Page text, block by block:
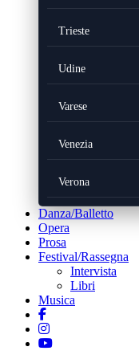
Trieste
Udine
Varese
Venezia
Verona
Danza/Balletto
Opera
Prosa
Festival/Rassegna
Intervista
Libri
Musica